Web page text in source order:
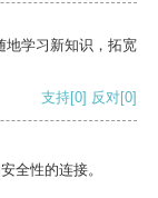
地学习新知识，拓宽
支持[0] 反对[0]
全性的连接。